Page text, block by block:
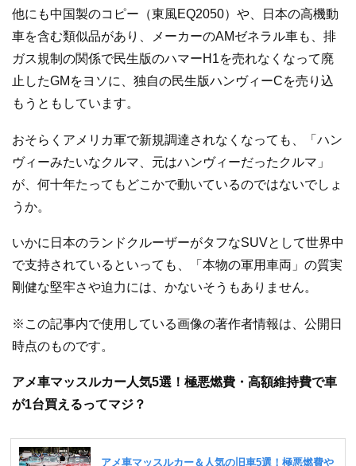
他にも中国製のコピー（東風EQ2050）や、日本の高機動
車を含む類似品があり、メーカーのAMゼネラル車も、排
ガス規制の関係で民生版のハマーH1を売れなくなって廃
止したGMをヨソに、独自の民生版ハンヴィーCを売り込
もうともしています。
おそらくアメリカ軍で新規調達されなくなっても、「ハン
ヴィーみたいなクルマ、元はハンヴィーだったクルマ」
が、何十年たってもどこかで動いているのではないでしょ
うか。
いかに日本のランドクルーザーがタフなSUVとして世界中
で支持されているといっても、「本物の軍用車両」の質実
剛健な堅牢さや迫力には、かないそうもありません。
※この記事内で使用している画像の著作者情報は、公開日
時点のものです。
アメ車マッスルカー人気5選！極悪燃費・高額維持費で車
が1台買えるってマジ？